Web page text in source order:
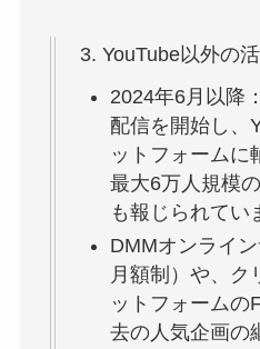
3. YouTube以外の
2024年6月以降
配信を開始し、
ットフォームに
最大6万人規模
も報じられてい
DMMオンライ
月額制）や、ク
ットフォームの
去の人気企画の